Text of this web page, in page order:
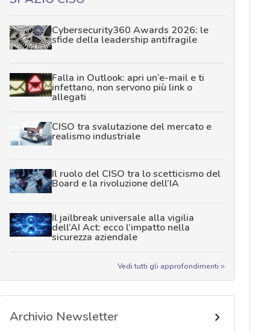
Cybersecurity360 Awards 2026: le
sfide della leadership antifragile
Falla in Outlook: apri un’e-mail e ti
infettano, non servono più link o
allegati
CISO tra svalutazione del mercato e
realismo industriale
Il ruolo del CISO tra lo scetticismo del
Board e la rivoluzione dell’IA
Il jailbreak universale alla vigilia
dell’AI Act: ecco l’impatto nella
sicurezza aziendale
Vedi tutti gli approfondimenti >
Archivio Newsletter